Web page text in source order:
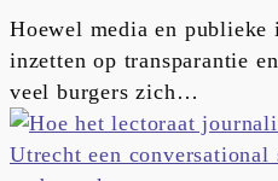
Hoewel media en publieke
inzetten op transparantie
veel burgers zich…